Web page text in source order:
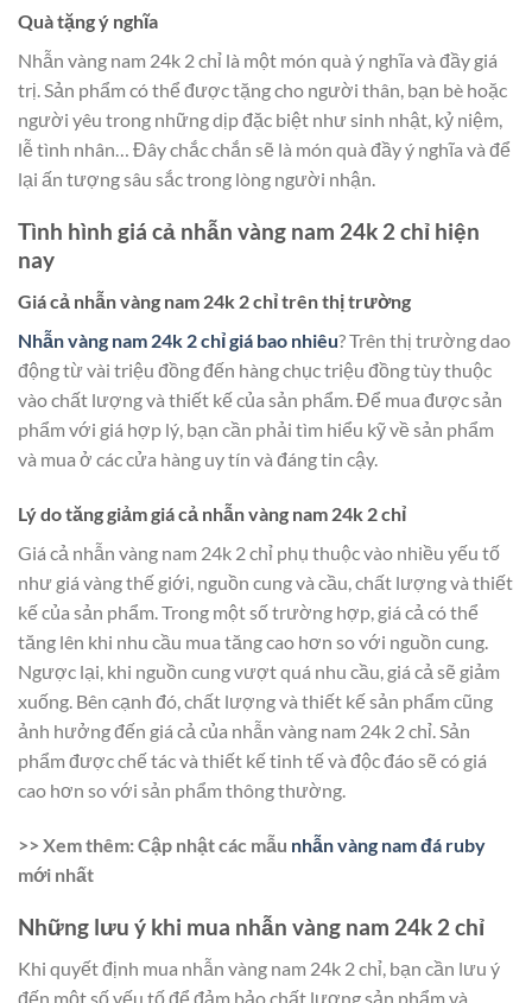
Quà tặng ý nghĩa
Nhẫn vàng nam 24k 2 chỉ là một món quà ý nghĩa và đầy giá
trị. Sản phẩm có thể được tặng cho người thân, bạn bè hoặc
người yêu trong những dịp đặc biệt như sinh nhật, kỷ niệm,
lễ tình nhân… Đây chắc chắn sẽ là món quà đầy ý nghĩa và để
lại ấn tượng sâu sắc trong lòng người nhận.
Tình hình giá cả nhẫn vàng nam 24k 2 chỉ hiện
nay
Giá cả nhẫn vàng nam 24k 2 chỉ trên thị trường
Nhẫn vàng nam 24k 2 chỉ giá bao nhiêu? Trên thị trường dao
động từ vài triệu đồng đến hàng chục triệu đồng tùy thuộc
vào chất lượng và thiết kế của sản phẩm. Để mua được sản
phẩm với giá hợp lý, bạn cần phải tìm hiểu kỹ về sản phẩm
và mua ở các cửa hàng uy tín và đáng tin cậy.
Lý do tăng giảm giá cả nhẫn vàng nam 24k 2 chỉ
Giá cả nhẫn vàng nam 24k 2 chỉ phụ thuộc vào nhiều yếu tố
như giá vàng thế giới, nguồn cung và cầu, chất lượng và thiết
kế của sản phẩm. Trong một số trường hợp, giá cả có thể
tăng lên khi nhu cầu mua tăng cao hơn so với nguồn cung.
Ngược lại, khi nguồn cung vượt quá nhu cầu, giá cả sẽ giảm
xuống. Bên cạnh đó, chất lượng và thiết kế sản phẩm cũng
ảnh hưởng đến giá cả của nhẫn vàng nam 24k 2 chỉ. Sản
phẩm được chế tác và thiết kế tinh tế và độc đáo sẽ có giá
cao hơn so với sản phẩm thông thường.
>> Xem thêm: Cập nhật các mẫu nhẫn vàng nam đá ruby
mới nhất
Những lưu ý khi mua nhẫn vàng nam 24k 2 chỉ
Khi quyết định mua nhẫn vàng nam 24k 2 chỉ, bạn cần lưu ý
đến một số yếu tố để đảm bảo chất lượng sản phẩm và